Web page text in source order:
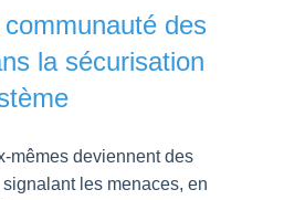
des
la sécurisation
mêmes deviennent des
les menaces, en